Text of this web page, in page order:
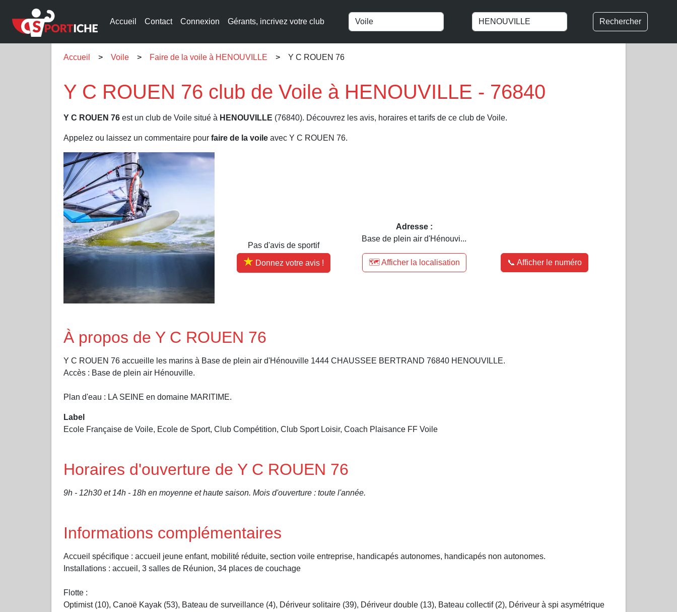
Accueil Contact Connexion Gérants, incrivez votre club Rechercher
Accueil Voile Faire de la voile à HENOUVILLE Y C ROUEN 76
Y C ROUEN 76 club de Voile à HENOUVILLE - 76840
Y C ROUEN 76 est un club de Voile situé à HENOUVILLE (76840). Découvrez les avis, horaires et tarifs de ce club de Voile.
Appelez ou laissez un commentaire pour faire de la voile avec Y C ROUEN 76.
Pas d'avis de sportif
Donnez votre avis !
Adresse :
Base de plein air d'Hénouvi...
🗺️ Afficher la localisation 📞 Afficher le numéro
À propos de Y C ROUEN 76
Y C ROUEN 76 accueille les marins à Base de plein air d'Hénouville 1444 CHAUSSEE BERTRAND 76840 HENOUVILLE.
Accès : Base de plein air Hénouville.
Plan d'eau : LA SEINE en domaine MARITIME.
Label
Ecole Française de Voile, Ecole de Sport, Club Compétition, Club Sport Loisir, Coach Plaisance FF Voile
Horaires d'ouverture de Y C ROUEN 76
9h - 12h30 et 14h - 18h en moyenne et haute saison. Mois d'ouverture : toute l'année.
Informations complémentaires
Accueil spécifique : accueil jeune enfant, mobilité réduite, section voile entreprise, handicapés autonomes, handicapés non autonomes.
Installations : accueil, 3 salles de Réunion, 34 places de couchage
Flotte :
Optimist (10), Canoë Kayak (53), Bateau de surveillance (4), Dériveur solitaire (39), Dériveur double (13), Bateau collectif (2), Dériveur à spi asymétrique